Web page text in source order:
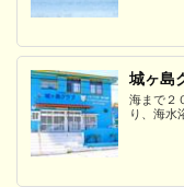
城ヶ島
海まで２
り、海水